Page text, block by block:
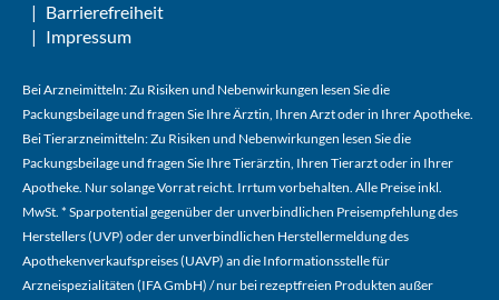
Barrierefreiheit
Impressum
Bei Arzneimitteln: Zu Risiken und Nebenwirkungen lesen Sie die
Packungsbeilage und fragen Sie Ihre Ärztin, Ihren Arzt oder in Ihrer Apotheke.
Bei Tierarzneimitteln: Zu Risiken und Nebenwirkungen lesen Sie die
Packungsbeilage und fragen Sie Ihre Tierärztin, Ihren Tierarzt oder in Ihrer
Apotheke. Nur solange Vorrat reicht. Irrtum vorbehalten. Alle Preise inkl.
MwSt. * Sparpotential gegenüber der unverbindlichen Preisempfehlung des
Herstellers (UVP) oder der unverbindlichen Herstellermeldung des
Apothekenverkaufspreises (UAVP) an die Informationsstelle für
Arzneispezialitäten (IFA GmbH) / nur bei rezeptfreien Produkten außer